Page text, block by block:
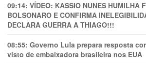
09:14: VÍDEO: KASSIO NUNES HUMlLHA
BOLSONARO E CONFIRMA
DECLARA GUERRA A THIAGO!!!
08:55: Governo Lula prepara resposta
visto de embaixadora brasileira nos EUA